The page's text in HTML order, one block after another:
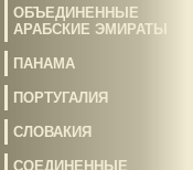
ОБЪЕДИНЕННЫЕ
АРАБСКИЕ ЭМИРАТЫ
ПАНАМА
ПОРТУГАЛИЯ
СЛОВАКИЯ
СОЕДИНЕННЫЕ